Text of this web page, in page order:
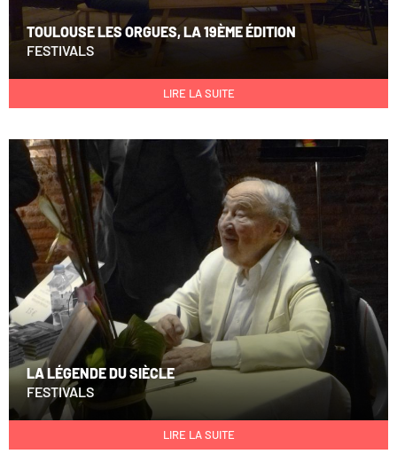
TOULOUSE LES ORGUES, LA 19ÈME ÉDITION
FESTIVALS
LIRE LA SUITE
LA LÉGENDE DU SIÈCLE
FESTIVALS
LIRE LA SUITE